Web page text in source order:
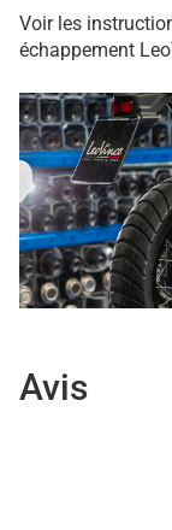
Voir les
échappement
Avis